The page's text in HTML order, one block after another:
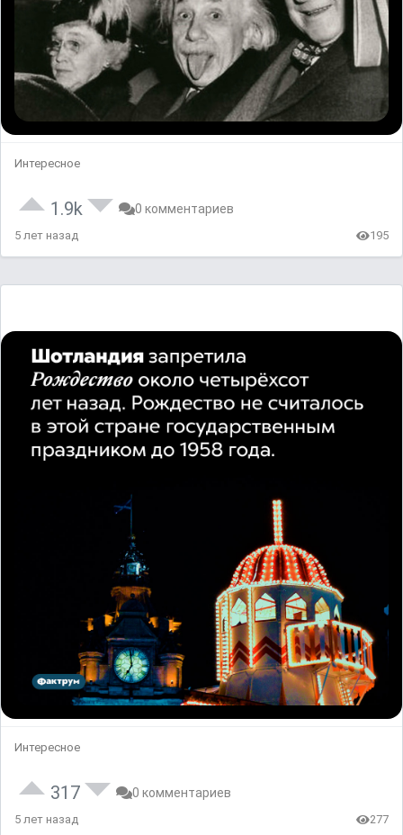
Интересное
1.9k 0 комментариев
5 лет назад 195
Интересное
317 0 комментариев
5 лет назад 277